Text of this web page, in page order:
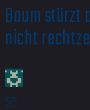
Baum
nicht
SP